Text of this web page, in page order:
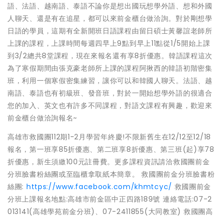
語、法語、越南語、泰語不論你是想出國玩想學外語、想和外國
人聊天、還是有在追星，都可以來前金櫃台做洽詢。對於剛想學
日語的學員，這期有全新開班日語課程由留日碩士黃馨誼老師所
上課的課程，上課時間每週四早上9點到早上11點從1/5開始上課
到3/2總共8堂課程，現在來報名還有享8折優惠。韓語課程這次
為了寒假期間由張克豪老師所上課的課程阿揪西的韓語初階密集
班，利用一個寒假密集練習，讓你可以和韓國人聊天。法語、越
南語、泰語也有初級班、發音班，對於一開始想學外語的很適合
您的加入、英文也有許多不同課程，對語文課程有興趣，歡迎來
前金櫃台做洽詢報名~
高雄市救國團112期1-2月學習年終慶!不限新舊生在12/12至12/18
報名，第一班享85折優惠、第二班享8折優惠、第三班(起)享78
折優惠，新生須繳100元註冊費。更多課程資訊請洽救國團前金
分班臉書粉絲團或至臨櫃拿取紙本簡章。 救國團前金分班臉書粉
絲團: https://www.facebook.com/khmtcyc/ 救國團前金
分班上課報名地點:高雄市前金區中正四路189號 連絡電話:07-2
013141(高雄學苑前金分班)、07-2411855(大同教室) 救國團高